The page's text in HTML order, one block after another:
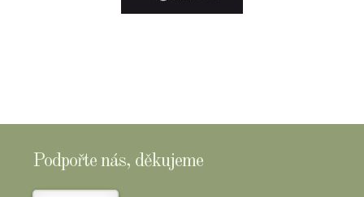
Podpořte nás, děkujeme